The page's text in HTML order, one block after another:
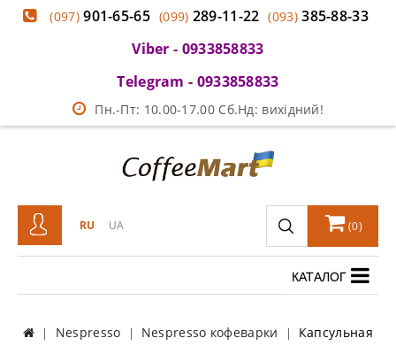
(097)901-65-65 (099) 289-11-22 (093)385-88-33
Viber - 0933858833
Telegram - 0933858833
Пн.-Пт: 10.00-17.00 Сб.Нд: вихідний!
RU UA (0)
КАТАЛОГ
Nespresso Nespresso кофеварки
Капсульная